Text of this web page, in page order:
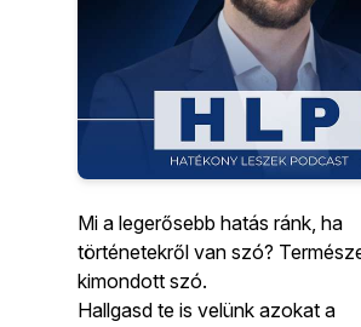
Mi a legerősebb hatás ránk, ha
történetekről van szó?
kimondott szó.
Hallgasd te is velünk azokat a